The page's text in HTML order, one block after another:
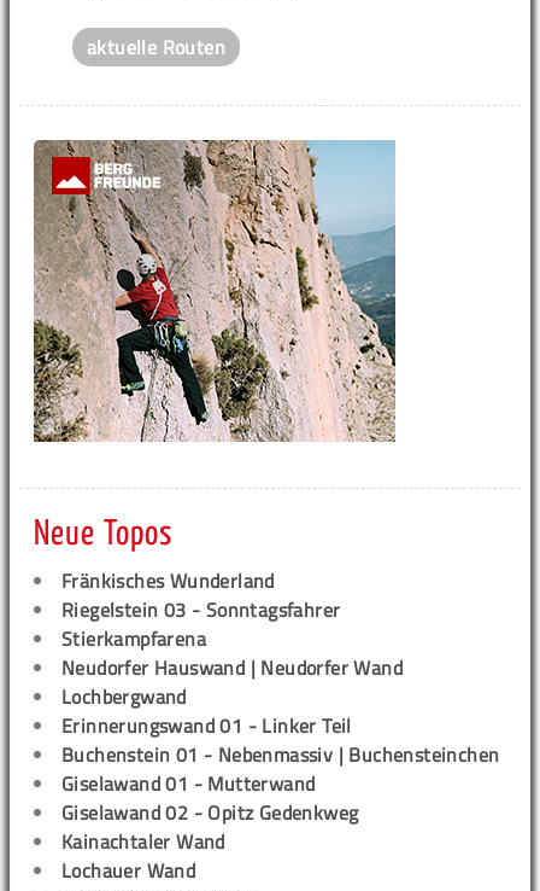
aktuelle Routen
Neue Topos
Fränkisches Wunderland
Riegelstein 03 - Sonntagsfahrer
Stierkampfarena
Neudorfer Hauswand | Neudorfer Wand
Lochbergwand
Erinnerungswand 01 - Linker Teil
Buchenstein 01 - Nebenmassiv | Buchensteinchen
Giselawand 01 - Mutterwand
Giselawand 02 - Opitz Gedenkweg
Kainachtaler Wand
Lochauer Wand